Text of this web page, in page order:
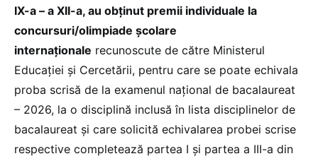
IX-a – a XII-a, au obținut premii individuale la
concursuri/olimpiade școlare
internaționale recunoscute de către Ministerul
Educației și Cercetării, pentru care se poate echivala
proba scrisă de la examenul național de bacalaureat
– 2026, la o disciplină inclusă în lista disciplinelor de
bacalaureat și care solicită echivalarea probei scrise
respective completează partea I și partea a III-a din